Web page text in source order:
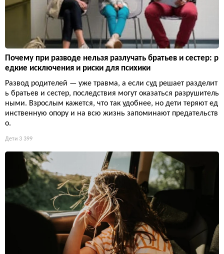
Почему при разводе нельзя разлучать братьев и сестер: р
едкие исключения и риски для психики
Развод родителей — уже травма, а если суд решает разделит
ь братьев и сестер, последствия могут оказаться разрушитель
ными. Взрослым кажется, что так удобнее, но дети теряют ед
инственную опору и на всю жизнь запоминают предательств
о.
Дети 3 399